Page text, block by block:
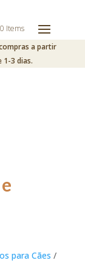
0 Items
a partir
1-3 dias.
para Cães /